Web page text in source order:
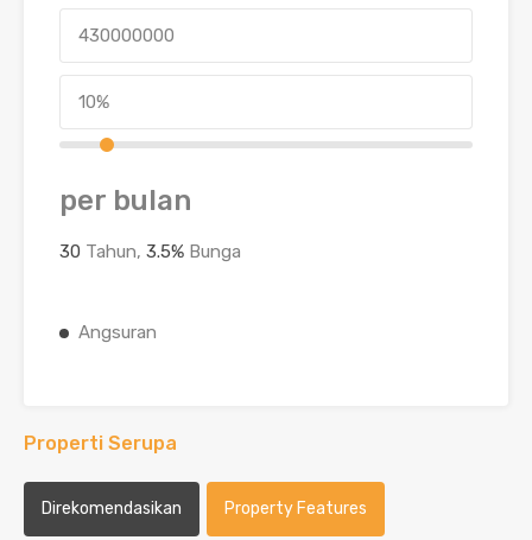
per bulan
30 Tahun, 3.5% Bunga
Angsuran
Properti Serupa
Direkomendasikan Property Features